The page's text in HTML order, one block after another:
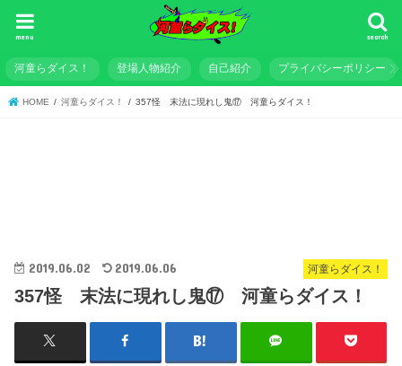
search
menu
河童らダイス！ 登場人物紹介 自己紹介 プライバシーポリシー
HOME 河童らダイス！ 357怪 末法に現れし鬼⑰ 河童らダイス！
河童らダイス！
2019.06.02 2019.06.06
357怪 末法に現れし鬼⑰ 河童らダイス！